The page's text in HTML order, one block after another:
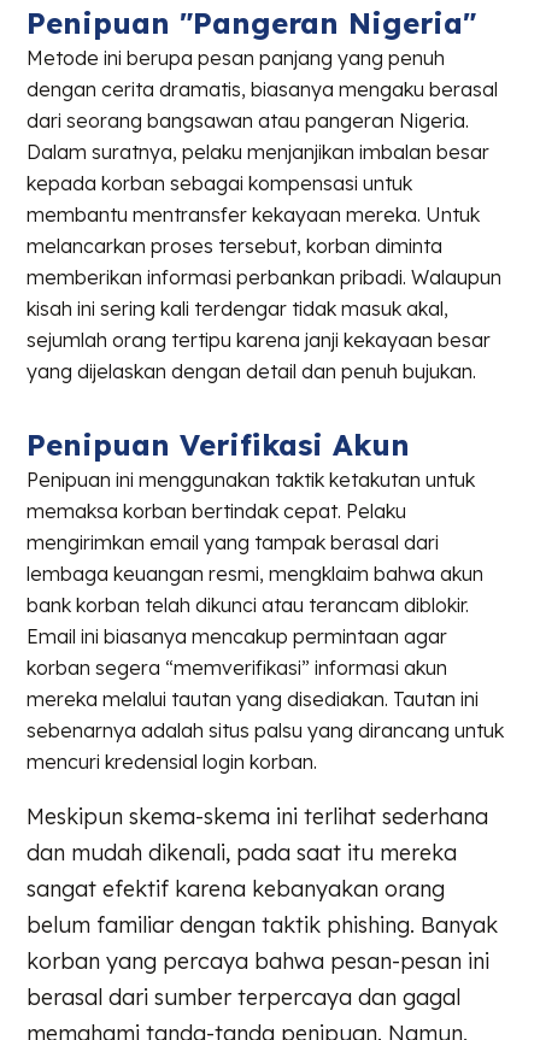
Penipuan "Pangeran Nigeria"
Metode ini berupa pesan panjang yang penuh
dengan cerita dramatis, biasanya mengaku berasal
dari seorang bangsawan atau pangeran Nigeria.
Dalam suratnya, pelaku menjanjikan imbalan besar
kepada korban sebagai kompensasi untuk
membantu mentransfer kekayaan mereka. Untuk
melancarkan proses tersebut, korban diminta
memberikan informasi perbankan pribadi. Walaupun
kisah ini sering kali terdengar tidak masuk akal,
sejumlah orang tertipu karena janji kekayaan besar
yang dijelaskan dengan detail dan penuh bujukan.
Penipuan Verifikasi Akun
Penipuan ini menggunakan taktik ketakutan untuk
memaksa korban bertindak cepat. Pelaku
mengirimkan email yang tampak berasal dari
lembaga keuangan resmi, mengklaim bahwa akun
bank korban telah dikunci atau terancam diblokir.
Email ini biasanya mencakup permintaan agar
korban segera “memverifikasi” informasi akun
mereka melalui tautan yang disediakan. Tautan ini
sebenarnya adalah situs palsu yang dirancang untuk
mencuri kredensial login korban.
Meskipun skema-skema ini terlihat sederhana
dan mudah dikenali, pada saat itu mereka
sangat efektif karena kebanyakan orang
belum familiar dengan taktik phishing. Banyak
korban yang percaya bahwa pesan-pesan ini
berasal dari sumber terpercaya dan gagal
memahami tanda-tanda penipuan. Namun,